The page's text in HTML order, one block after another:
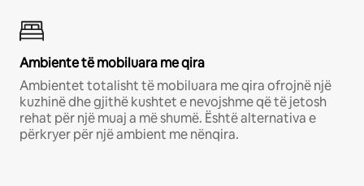
Ambiente të mobiluara me qira
Ambientet totalisht të mobiluara me qira ofrojnë një
kuzhinë dhe gjithë kushtet e nevojshme që të jetosh
rehat për një muaj a më shumë. Është alternativa e
përkryer për një ambient me nënqira.